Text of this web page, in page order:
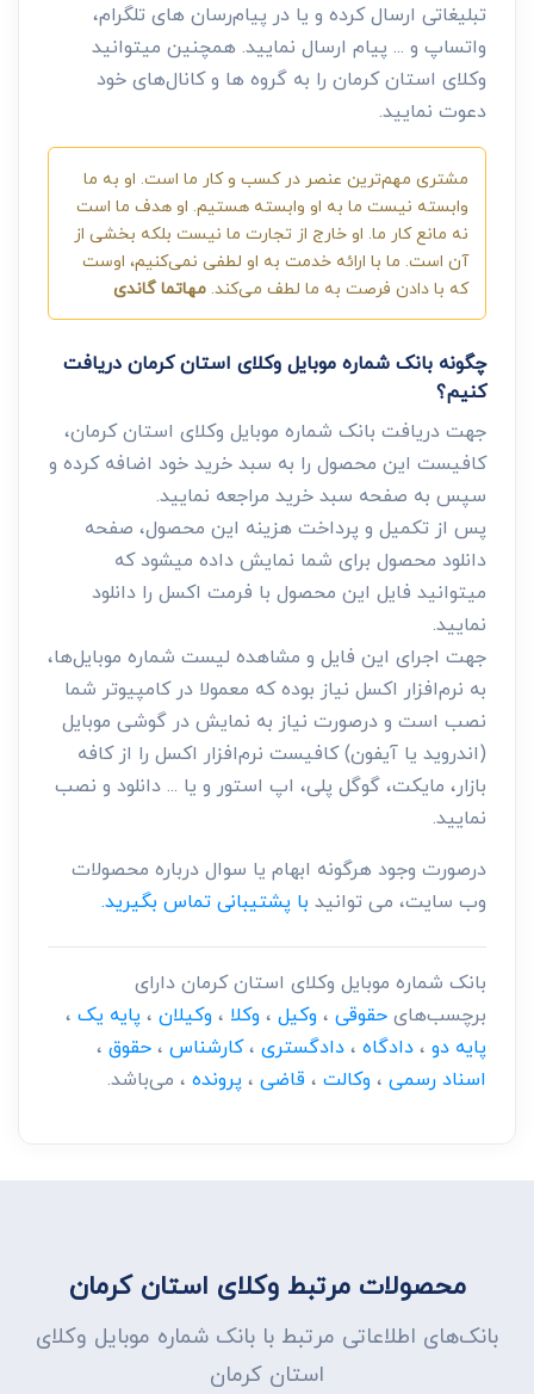
تبلیغاتی ارسال کرده و یا در پیام‌رسان های تلگرام،
واتساپ و ... پیام ارسال نمایید. همچنین میتوانید
وکلای استان کرمان را به گروه ها و کانال‌های خود
دعوت نمایید.
مشتری مهم‌ترین عنصر در کسب و کار ما است. او به ما
وابسته نیست ما به او وابسته هستیم. او هدف ما است
نه مانع کار ما. او خارج از تجارت ما نیست بلکه بخشی از
آن است. ما با ارائه خدمت به او لطفی نمی‌کنیم، اوست
که با دادن فرصت به ما لطف می‌کند. مهاتما گاندی
چگونه بانک شماره موبایل وکلای استان کرمان دریافت
کنیم؟
جهت دریافت بانک شماره موبایل وکلای استان کرمان،
کافیست این محصول را به سبد خرید خود اضافه کرده و
سپس به صفحه سبد خرید مراجعه نمایید.
پس از تکمیل و پرداخت هزینه این محصول، صفحه
دانلود محصول برای شما نمایش داده میشود که
میتوانید فایل این محصول با فرمت اکسل را دانلود
نمایید.
جهت اجرای این فایل و مشاهده لیست شماره موبایل‌ها،
به نرم‌افزار اکسل نیاز بوده که معمولا در کامپیوتر شما
نصب است و درصورت نیاز به نمایش در گوشی موبایل
(اندروید یا آیفون) کافیست نرم‌افزار اکسل را از کافه
بازار، مایکت، گوگل پلی، اپ استور و یا ... دانلود و نصب
نمایید.
درصورت وجود هرگونه ابهام یا سوال درباره محصولات
وب سایت، می توانید با پشتیبانی تماس بگیرید.
بانک شماره موبایل وکلای استان کرمان دارای
برچسب‌هایحقوقی ، وکیل ، وکلا ، وکیلان ،پایه یک ،
پایه دو ،دادگاه ،دادگستری ،کارشناس ،حقوق ،
اسناد رسمی ، وکالت ، قاضی ،پرونده ، می‌باشد.
محصولات مرتبط وکلای استان کرمان
بانک‌های اطلاعاتی مرتبط با بانک شماره موبایل وکلای
استان کرمان